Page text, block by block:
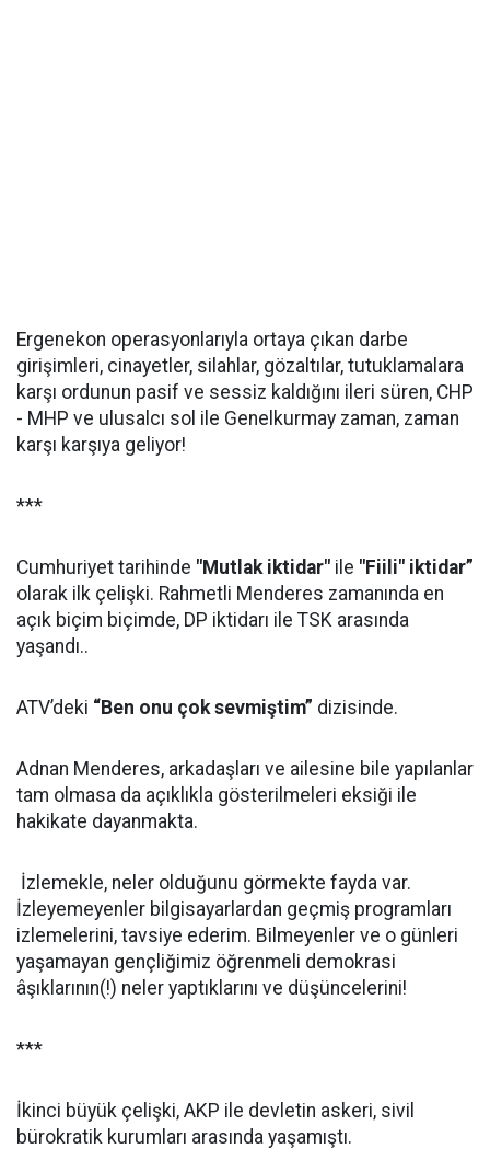
Ergenekon operasyonlarıyla ortaya çıkan darbe
girişimleri, cinayetler, silahlar, gözaltılar, tutuklamalara
karşı ordunun pasif ve sessiz kaldığını ileri süren, CHP
- MHP ve ulusalcı sol ile Genelkurmay zaman, zaman
karşı karşıya geliyor!
***
Cumhuriyet tarihinde "Mutlak iktidar" ile "Fiili" iktidar”
olarak ilk çelişki. Rahmetli Menderes zamanında en
açık biçim biçimde, DP iktidarı ile TSK arasında
yaşandı..
ATV’deki “Ben onu çok sevmiştim” dizisinde.
Adnan Menderes, arkadaşları ve ailesine bile yapılanlar
tam olmasa da açıklıkla gösterilmeleri eksiği ile
hakikate dayanmakta.
İzlemekle, neler olduğunu görmekte fayda var.
İzleyemeyenler bilgisayarlardan geçmiş programları
izlemelerini, tavsiye ederim. Bilmeyenler ve o günleri
yaşamayan gençliğimiz öğrenmeli demokrasi
âşıklarının(!) neler yaptıklarını ve düşüncelerini!
***
İkinci büyük çelişki, AKP ile devletin askeri, sivil
bürokratik kurumları arasında yaşamıştı.